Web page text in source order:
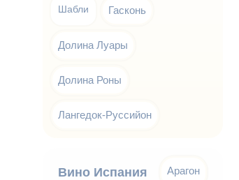
Шабли Гасконь
Долина Луары
Долина Роны
Лангедок-Руссийон
Вино Испания Арагон